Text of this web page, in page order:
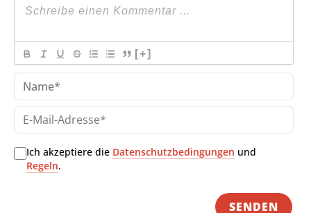
[+]
E-
Ich akzeptiere die Datenschutzbedingungen und
Regeln.